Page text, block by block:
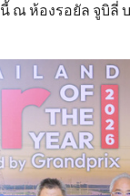
ณ ห้องรอยัล จูบิลี่